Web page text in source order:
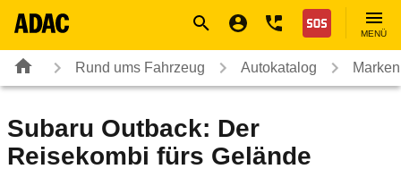
Nothilfe
MENÜ
Rund ums Fahrzeug Autokatalog
Subaru Outback: Der
Reisekombi fürs Gelände